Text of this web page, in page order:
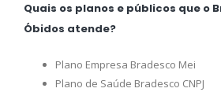
Quais os planos e públicos que o
Óbidos atende?
Plano Empresa Bradesco Mei
Plano de Saúde Bradesco CNPJ